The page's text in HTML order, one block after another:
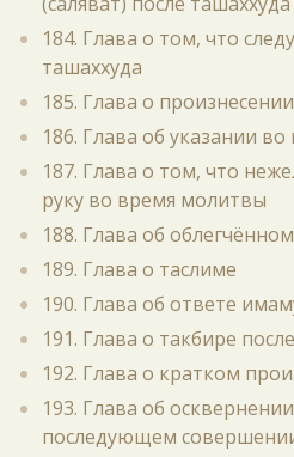
184. Глава о том, что
ташаххуда
185. Глава о
186. Глава об указании
187. Глава о том, что
руку во время молитвы
188. Глава об
189. Глава о таслиме
190. Глава об ответе
191. Глава о такбире
192. Глава о кратком
193. Глава об
последующем